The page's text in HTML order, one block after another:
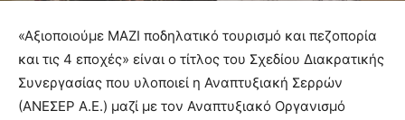
«Αξιοποιούμε ΜΑΖΙ ποδηλατικό τουρισμό και πεζοπορία
και τις 4 εποχές» είναι ο τίτλος του Σχεδίου Διακρατικής
Συνεργασίας που υλοποιεί η Αναπτυξιακή Σερρών
(ΑΝΕΣΕΡ Α.Ε.) μαζί με τον Αναπτυξιακό Οργανισμό